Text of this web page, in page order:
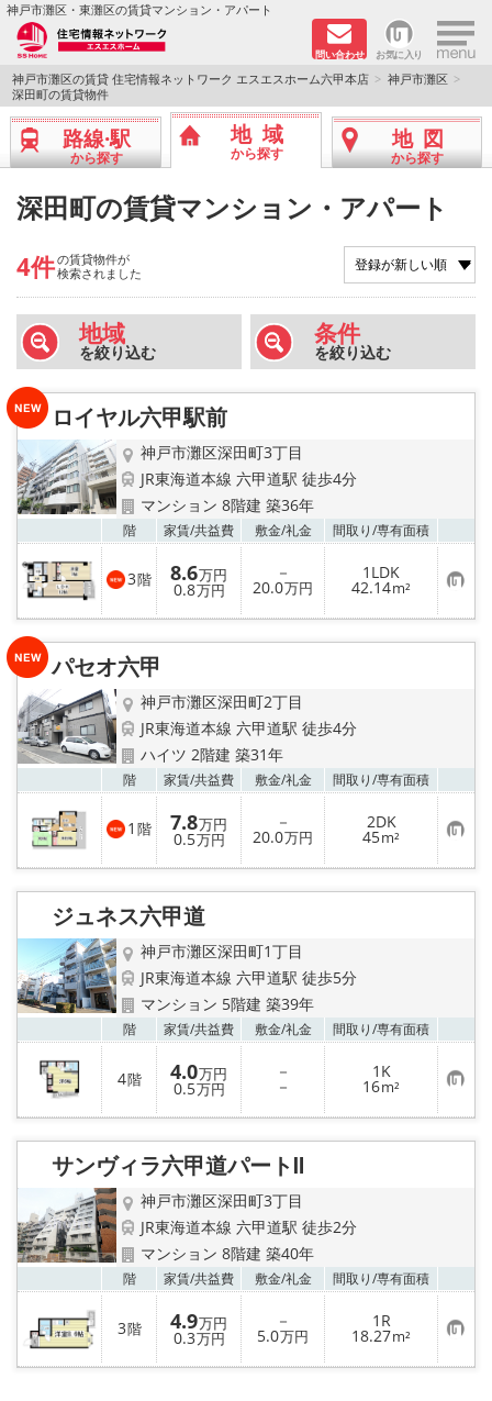
神戸市灘区・東灘区の賃貸マンション・アパート
問い合わせ お気に入り ×
TOPページ
新着物件
ペット飼育可物件
路線·駅から探す
地域から探す
地図から探す
店舗情報·アクセス
会社概要
メールでお問い合わせ
神戸市灘区の賃貸 住宅情報ネットワーク エスエスホーム六甲本店
神戸市灘区
深田町の賃貸物件
路線·駅
から探す
地域
から探す
地図
から探す
深田町の賃貸マンション・アパート
4件の賃貸物件が
検索されました
地域
を絞り込む
条件
を絞り込む
ロイヤル六甲駅前
神戸市灘区深田町3丁目
JR東海道本線 六甲道駅 徒歩4分
マンション 8階建 築36年
階 家賃/共益費 敷金/礼金 間取り/専有面積
3階 8.6万円
0.8万円
－
20.0万円
1LDK
42.14m² お
気
に
り
パセオ六甲
神戸市灘区深田町2丁目
JR東海道本線 六甲道駅 徒歩4分
ハイツ 2階建 築31年
階 家賃/共益費 敷金/礼金 間取り/専有面積
1 階 7.8万円
0.5万円
－
20.0万円
2DK
45m² お
気
に
り
ジュネス六甲道
神戸市灘区深田町1丁目
JR東海道本線 六甲道駅 徒歩5分
マンション 5階建 築39年
階 家賃/共益費 敷金/礼金 間取り/専有面積
4階 4.0万円
0.5万円
－
－
1K
16m² お
気
に
り
サンヴィラ六甲道パートⅡ
神戸市灘区深田町3丁目
JR東海道本線 六甲道駅 徒歩2分
マンション 8階建 築40年
階 家賃/共益費 敷金/礼金 間取り/専有面積
3階 4.9万円
0.3万円
－
5.0万円
1R
18.27m² お
気
に